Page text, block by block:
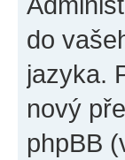
do
jazyka.
nový
phpBB